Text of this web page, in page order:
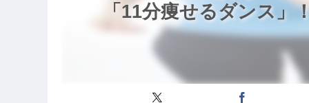
「11分痩せるダンス」